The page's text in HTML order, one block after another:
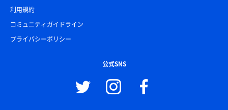
利用規約
コミュニティガイドライン
プライバシーポリシー
公式SNS